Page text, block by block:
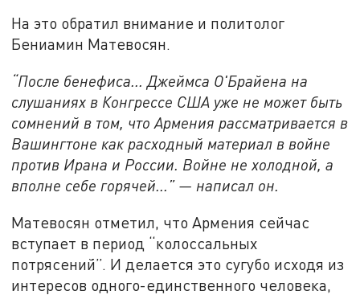
На это обратил внимание и политолог
Бениамин Матевосян.
“После бенефиса... Джеймса О'Брайена на
слушаниях в Конгрессе США уже не может быть
сомнений в том, что Армения рассматривается в
Вашингтоне как расходный материал в войне
против Ирана и России. Войне не холодной, а
вполне себе горячей...” — написал он.
Матевосян отметил, что Армения сейчас
вступает в период “колоссальных
потрясений”. И делается это сугубо исходя из
интересов одного-единственного человека,